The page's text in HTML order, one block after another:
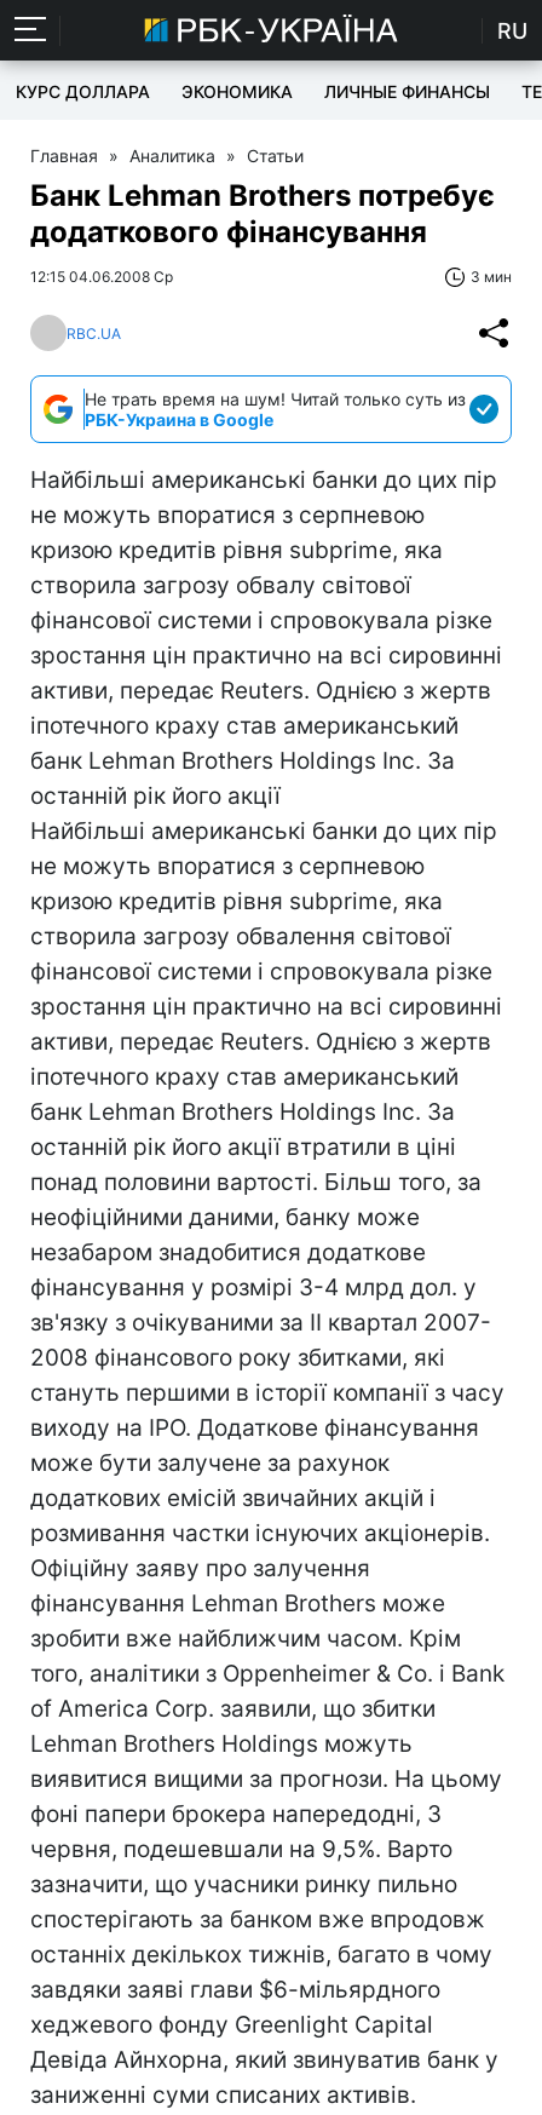
RU
КУРС ДОЛЛАРА ЭКОНОМИКА ЛИЧНЫЕ ФИНАНСЫ
Главная » Аналитика » Статьи
Банк Lehman Brothers потребує
додаткового фінансування
12:15 04.06.2008 Ср 3 мин
RBC.UA
Не трать время на шум! Читай только суть из
РБК-Украина в Google
Найбільші американські банки до цих пір
не можуть впоратися з серпневою
кризою кредитів рівня subprime, яка
створила загрозу обвалу світової
фінансової системи і спровокувала різке
зростання цін практично на всі сировинні
активи, передає Reuters. Однією з жертв
іпотечного краху став американський
банк Lehman Brothers Holdings Inc. За
останній рік його акції
Найбільші американські банки до цих пір
не можуть впоратися з серпневою
кризою кредитів рівня subprime, яка
створила загрозу обвалення світової
фінансової системи і спровокувала різке
зростання цін практично на всі сировинні
активи, передає Reuters. Однією з жертв
іпотечного краху став американський
банк Lehman Brothers Holdings Inc. За
останній рік його акції втратили в ціні
понад половини вартості. Більш того, за
неофіційними даними, банку може
незабаром знадобитися додаткове
фінансування у розмірі 3-4 млрд дол. у
зв'язку з очікуваними за II квартал 2007-
2008 фінансового року збитками, які
стануть першими в історії компанії з часу
виходу на IPO. Додаткове фінансування
може бути залучене за рахунок
додаткових емісій звичайних акцій і
розмивання частки існуючих акціонерів.
Офіційну заяву про залучення
фінансування Lehman Brothers може
зробити вже найближчим часом. Крім
того, аналітики з Oppenheimer & Co. і Bank
of America Corp. заявили, що збитки
Lehman Brothers Holdings можуть
виявитися вищими за прогнози. На цьому
фоні папери брокера напередодні, 3
червня, подешевшали на 9,5%. Варто
зазначити, що учасники ринку пильно
спостерігають за банком вже впродовж
останніх декількох тижнів, багато в чому
завдяки заяві глави $6-мільярдного
хеджевого фонду Greenlight Capital
Девіда Айнхорна, який звинуватив банк у
заниженні суми списаних активів.